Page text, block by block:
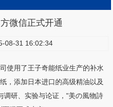
微信正式开通
08-31 16:02:34
使用了王子奇能纸业生产的补水
，添加日本进口的高级精油以及
调研、实验与论证，"美の風物詩